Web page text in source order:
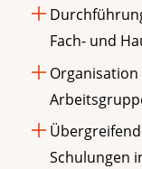
Fach- und
Schulungen